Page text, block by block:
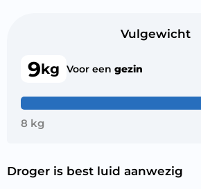
Vulgewicht
9kg Voor een gezin
8 kg
Droger is best luid aanwezig